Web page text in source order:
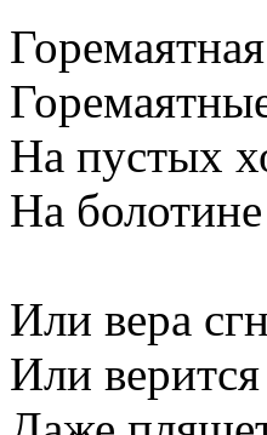
На пустых
На
Или вера
Или